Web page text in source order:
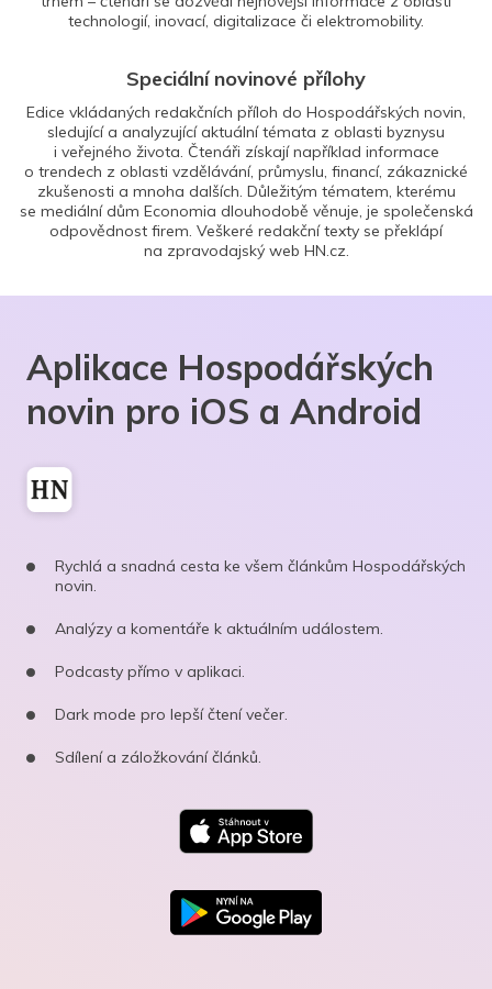
technologií, inovací, digitalizace či elektromobility.
Speciální novinové přílohy
Edice vkládaných redakčních příloh do Hospodářských novin,
sledující a analyzující aktuální témata z oblasti byznysu
i veřejného života. Čtenáři získají například informace
o trendech z oblasti vzdělávání, průmyslu, financí, zákaznické
zkušenosti a mnoha dalších. Důležitým tématem, kterému
se mediální dům Economia dlouhodobě věnuje, je společenská
odpovědnost firem. Veškeré redakční texty se překlápí
na zpravodajský web HN.cz.
Aplikace Hospodářských
novin pro iOS a Android
Rychlá a snadná cesta ke všem článkům Hospodářských
novin.
Analýzy a komentáře k aktuálním událostem.
Podcasty přímo v aplikaci.
Dark mode pro lepší čtení večer.
Sdílení a záložkování článků.